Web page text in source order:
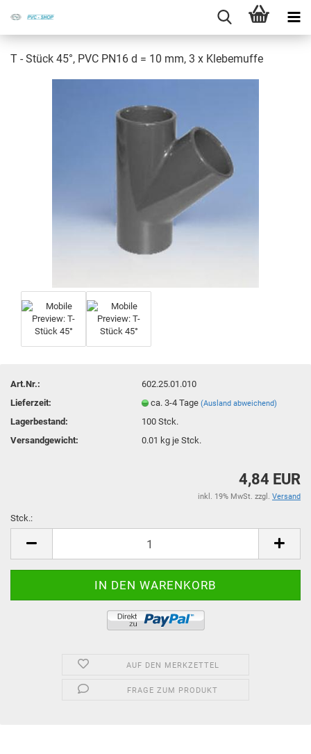
T - Stück 45°, PVC PN16 d = 10 mm, 3 x Kle­be­muf­fe
Art.Nr.:
602.25.01.010
Lieferzeit:
ca. 3-4 Tage(Ausland abweichend)
Lagerbestand: 100Stck.
Versandgewicht:
0.01 kg je Stck.
4,84 EUR
inkl. 19% MwSt. zzgl. Versand
Stck.:
AUF DEN MERKZETTEL
FRAGE ZUM PRODUKT